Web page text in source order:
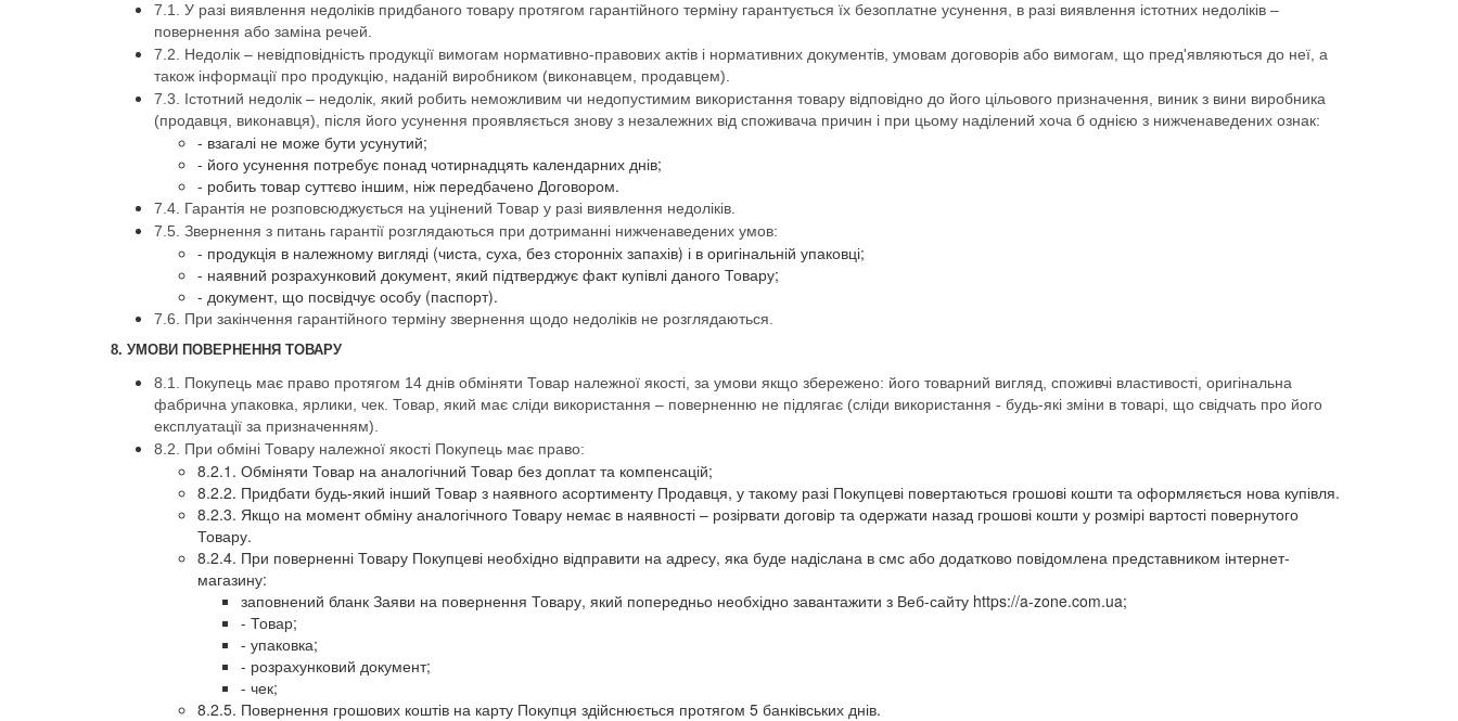
7.1. У разі виявлення недоліків придбаного товару протягом гарантійного терміну гарантується їх безоплатне усунення, в разі виявлення істотних недоліків –
повернення або заміна речей.
7.2. Недолік – невідповідність продукції вимогам нормативно-правових актів і нормативних документів, умовам договорів або вимогам, що пред'являються до неї, а
також інформації про продукцію, наданій виробником (виконавцем, продавцем).
7.3. Істотний недолік – недолік, який робить неможливим чи недопустимим використання товару відповідно до його цільового призначення, виник з вини виробника
(продавця, виконавця), після його усунення проявляється знову з незалежних від споживача причин і при цьому наділений хоча б однією з нижченаведених ознак:
- взагалі не може бути усунутий;
- його усунення потребує понад чотирнадцять календарних днів;
- робить товар суттєво іншим, ніж передбачено Договором.
7.4. Гарантія не розповсюджується на уцінений Товар у разі виявлення недоліків.
7.5. Звернення з питань гарантії розглядаються при дотриманні нижченаведених умов:
- продукція в належному вигляді (чиста, суха, без сторонніх запахів) і в оригінальній упаковці;
- наявний розрахунковий документ, який підтверджує факт купівлі даного Товару;
- документ, що посвідчує особу (паспорт).
7.6. При закінчення гарантійного терміну звернення щодо недоліків не розглядаються.
8. УМОВИ ПОВЕРНЕННЯ ТОВАРУ
8.1. Покупець має право протягом 14 днів обміняти Товар належної якості, за умови якщо збережено: його товарний вигляд, споживчі властивості, оригінальна
фабрична упаковка, ярлики, чек. Товар, який має сліди використання – поверненню не підлягає (сліди використання - будь-які зміни в товарі, що свідчать про його
експлуатації за призначенням).
8.2. При обміні Товару належної якості Покупець має право:
8.2.1. Обміняти Товар на аналогічний Товар без доплат та компенсацій;
8.2.2. Придбати будь-який інший Товар з наявного асортименту Продавця, у такому разі Покупцеві повертаються грошові кошти та оформляється нова купівля.
8.2.3. Якщо на момент обміну аналогічного Товару немає в наявності – розірвати договір та одержати назад грошові кошти у розмірі вартості повернутого
Товару.
8.2.4. При поверненні Товару Покупцеві необхідно відправити на адресу, яка буде надіслана в смс або додатково повідомлена представником інтернет-
магазину:
заповнений бланк Заяви на повернення Товару, який попередньо необхідно завантажити з Веб-сайту https://a-zone.com.ua;
- Товар;
- упаковка;
- розрахунковий документ;
- чек;
8.2.5. Повернення грошових коштів на карту Покупця здійснюється протягом 5 банківських днів.